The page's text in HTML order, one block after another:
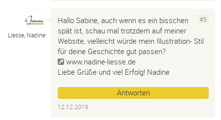
Liesse, Nadine
#5
Hallo Sabine, auch wenn es ein bisschen
spät ist, schau mal trotzdem auf meiner
Website, vielleicht würde mein Illustration- Stil
für deine Geschichte gut passen?
www.nadine-liesse.de
Liebe Grüße und viel Erfolg! Nadine
Antworten
12.12.2019